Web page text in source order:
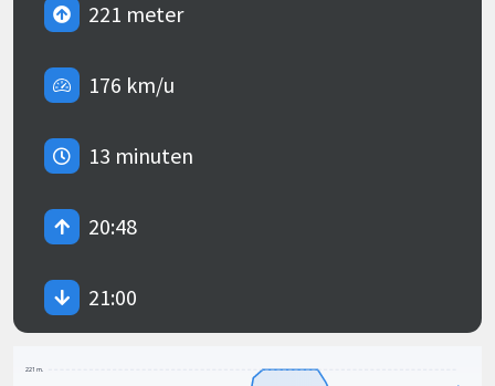
221 meter
176 km/u
13 minuten
20:48
21:00